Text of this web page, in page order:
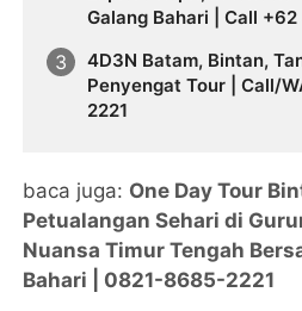
Galang Bahari | Call
4D3N Batam, Bintan,
Penyengat Tour | Call/
2221
baca juga: One Day Tour
Petualangan Sehari di
Nuansa Timur Tengah
Bahari | 0821-8685-2221